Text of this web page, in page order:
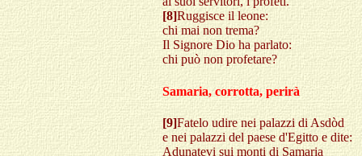
[8]Ruggisce il leone:
chi mai non trema?
Il Signore Dio ha parlato:
chi può non profetare?
Samaria, corrotta, perirà
[9]Fatelo udire nei palazzi di Asdòd
e nei palazzi del paese d'Egitto e dite:
Adunatevi sui monti di Samaria